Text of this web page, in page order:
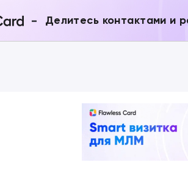
- Делитесь контактами и